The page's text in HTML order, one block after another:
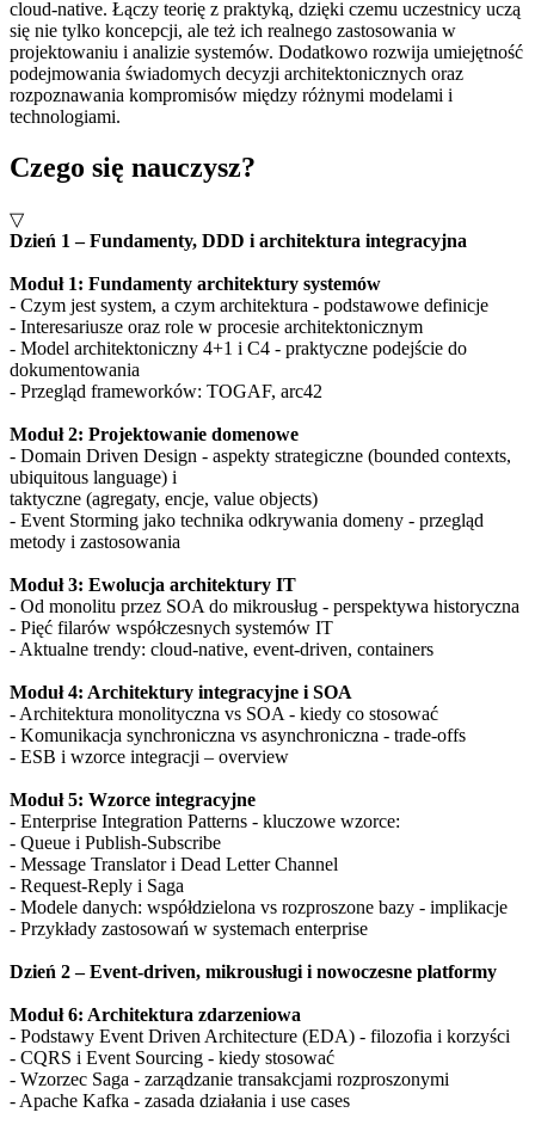
cloud-native. Łączy teorię z praktyką, dzięki czemu uczestnicy uczą
się nie tylko koncepcji, ale też ich realnego zastosowania w
projektowaniu i analizie systemów. Dodatkowo rozwija umiejętność
podejmowania świadomych decyzji architektonicznych oraz
rozpoznawania kompromisów między różnymi modelami i
technologiami.
Czego się nauczysz?
▽
Dzień 1 – Fundamenty, DDD i architektura integracyjna
Moduł 1: Fundamenty architektury systemów
- Czym jest system, a czym architektura - podstawowe definicje
- Interesariusze oraz role w procesie architektonicznym
- Model architektoniczny 4+1 i C4 - praktyczne podejście do
dokumentowania
- Przegląd frameworków: TOGAF, arc42
Moduł 2: Projektowanie domenowe
- Domain Driven Design - aspekty strategiczne (bounded contexts,
ubiquitous language) i
taktyczne (agregaty, encje, value objects)
- Event Storming jako technika odkrywania domeny - przegląd
metody i zastosowania
Moduł 3: Ewolucja architektury IT
- Od monolitu przez SOA do mikrousług - perspektywa historyczna
- Pięć filarów współczesnych systemów IT
- Aktualne trendy: cloud-native, event-driven, containers
Moduł 4: Architektury integracyjne i SOA
- Architektura monolityczna vs SOA - kiedy co stosować
- Komunikacja synchroniczna vs asynchroniczna - trade-offs
- ESB i wzorce integracji – overview
Moduł 5: Wzorce integracyjne
- Enterprise Integration Patterns - kluczowe wzorce:
- Queue i Publish-Subscribe
- Message Translator i Dead Letter Channel
- Request-Reply i Saga
- Modele danych: współdzielona vs rozproszone bazy - implikacje
- Przykłady zastosowań w systemach enterprise
Dzień 2 – Event-driven, mikrousługi i nowoczesne platformy
Moduł 6: Architektura zdarzeniowa
- Podstawy Event Driven Architecture (EDA) - filozofia i korzyści
- CQRS i Event Sourcing - kiedy stosować
- Wzorzec Saga - zarządzanie transakcjami rozproszonymi
- Apache Kafka - zasada działania i use cases